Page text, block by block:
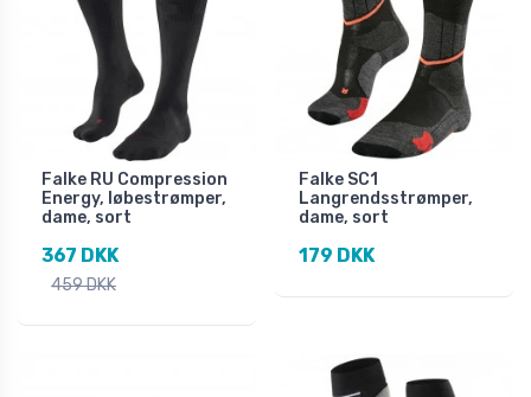
Falke RU Compression
Energy, løbestrømper,
dame, sort
367 DKK
459 DKK
Falke SC1
Langrendsstrømper,
dame, sort
179 DKK